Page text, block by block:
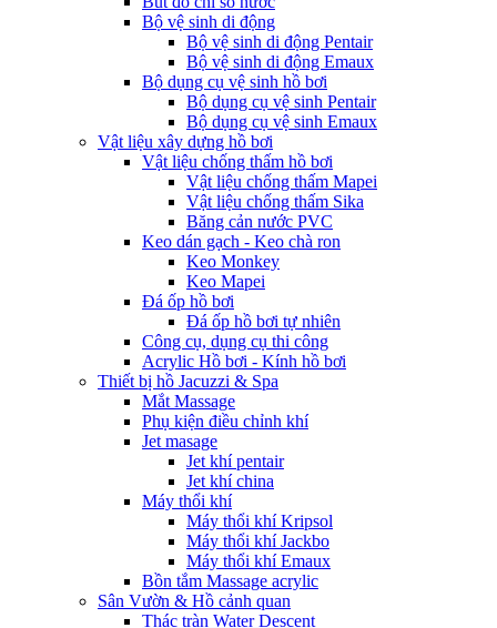
Bộ vệ sinh di động
Bộ vệ sinh di động Pentair
Bộ vệ sinh di động Emaux
Bộ dụng cụ vệ sinh hồ bơi
Bộ dụng cụ vệ sinh Pentair
Bộ dụng cụ vệ sinh Emaux
Vật liệu xây dựng hồ bơi
Vật liệu chống thấm hồ bơi
Vật liệu chống thấm Mapei
Vật liệu chống thấm Sika
Băng cản nước PVC
Keo dán gạch - Keo chà ron
Keo Monkey
Keo Mapei
Đá ốp hồ bơi
Đá ốp hồ bơi tự nhiên
Công cụ, dụng cụ thi công
Acrylic Hồ bơi - Kính hồ bơi
Thiết bị hồ Jacuzzi & Spa
Mắt Massage
Phụ kiện điều chỉnh khí
Jet masage
Jet khí pentair
Jet khí china
Máy thổi khí
Máy thổi khí Kripsol
Máy thổi khí Jackbo
Máy thổi khí Emaux
Bồn tắm Massage acrylic
Sân Vườn & Hồ cảnh quan
Thác tràn Water Descent